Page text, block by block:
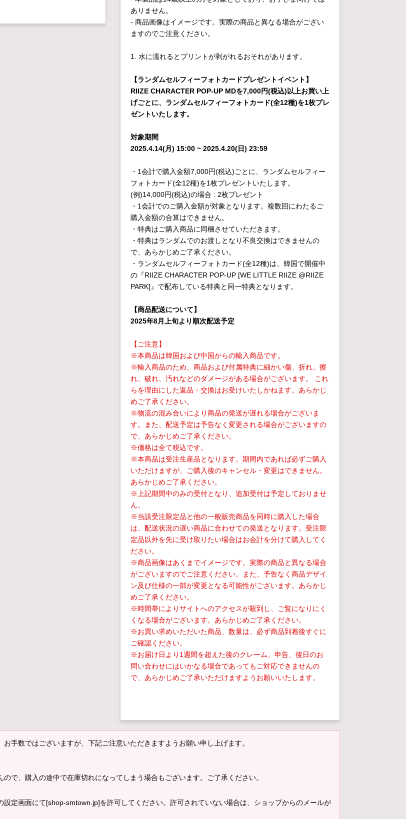
ありません。
- 商品画像はイメージです。実際の商品と異なる場合がござい
ますのでご注意ください。
1. 水に濡れるとプリントが剥がれるおそれがあります。
【ランダムセルフィーフォトカードプレゼントイベント】
RIIZE CHARACTER POP-UP MDを7,000円(税込)以上お買い上
げごとに、ランダムセルフィーフォトカード(全12種)を1枚プレ
ゼントいたします。
対象期間
2025.4.14(月) 15:00 ~ 2025.4.20(日) 23:59
・1会計で購入金額7,000円(税込)ごとに、ランダムセルフィー
フォトカード(全12種)を1枚プレゼントいたします。
(例)14,000円(税込)の場合 : 2枚プレゼント
・1会計でのご購入金額が対象となります。複数回にわたるご
購入金額の合算はできません。
・特典はご購入商品に同梱させていただきます。
・特典はランダムでのお渡しとなり不良交換はできませんの
で、あらかじめご了承ください。
・ランダムセルフィーフォトカード(全12種)は、韓国で開催中
の『RIIZE CHARACTER POP-UP [WE LITTLE RIIZE @RIIZE
PARK]』で配布している特典と同一特典となります。
【商品配送について】
2025年8月上旬より順次配送予定
【ご注意】
※本商品は韓国および中国からの輸入商品です。
※輸入商品のため、商品および付属特典に細かい傷、折れ、擦
れ、破れ、汚れなどのダメージがある場合がございます。 これ
らを理由にした返品・交換はお受けいたしかねます。あらかじ
めご了承ください。
※物流の混み合いにより商品の発送が遅れる場合がございま
す。また、配送予定は予告なく変更される場合がございますの
で、あらかじめご了承ください。
※価格は全て税込です。
※本商品は受注生産品となります。期間内であれば必ずご購入
いただけますが、ご購入後のキャンセル・変更はできません。
あらかじめご了承ください。
※上記期間中のみの受付となり、追加受付は予定しておりませ
ん。
※当該受注限定品と他の一般販売商品を同時に購入した場合
は、配送状況の遅い商品に合わせての発送となります。受注限
定品以外を先に受け取りたい場合はお会計を分けて購入してく
ださい。
※商品画像はあくまでイメージです。実際の商品と異なる場合
がございますのでご注意ください。また、予告なく商品デザイ
ン及び仕様の一部が変更となる可能性がございます。あらかじ
めご了承ください。
※時間帯によりサイトへのアクセスが殺到し、ご覧になりにく
くなる場合がございます。あらかじめご了承ください。
※お買い求めいただいた商品、数量は、必ず商品到着後すぐに
ご確認ください。
※お届け日より1週間を超えた後のクレーム、申告、後日のお
問い合わせにはいかなる場合であってもご対応できませんの
で、あらかじめご了承いただけますようお願いいたします。
手数ではございますが、下記ご注意いただきますようお願い申し上げます。
で、購入の途中で在庫切れになってしまう場合もございます。ご了承ください。
定画面にて[shop-smtown.jp]を許可してください。許可されていない場合は、ショップからのメールが